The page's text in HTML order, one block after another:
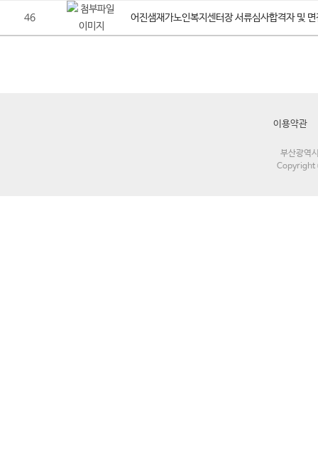
46 어진샘재가노인복지센터장 서류심사합격자 및
이용약관
부산광역
Copyright